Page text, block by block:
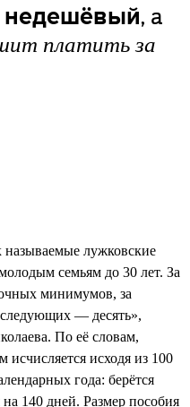
недешёвый, а
платить за
называемые лужковские
семьям до 30 лет. За
минимумов, за
— десять»,
По её словам,
исчисляется исходя из 100
года: берётся
140 дней. Размер пособия